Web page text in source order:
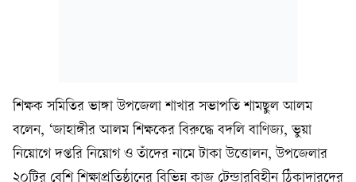
শিক্ষক সমিতির ভাঙ্গা উপজেলা শাখার সভাপতি শামছুল আলম
বলেন, ‘জাহাঙ্গীর আলম শিক্ষকের বিরুদ্ধে বদলি বাণিজ্য, ভুয়া
নিয়োগে দপ্তরি নিয়োগ ও তাঁদের নামে টাকা উত্তোলন, উপজেলার
২০টির বেশি শিক্ষাপ্রতিষ্ঠানের বিভিন্ন কাজ টেন্ডারবিহীন ঠিকাদারদের